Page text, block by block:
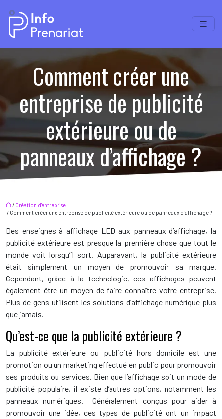
Comment créer une
entreprise de publicité
extérieure ou de
panneaux d’affichage ?
/ Création d'entreprise
/ Comment créer une entreprise de publicité extérieure ou de panneaux d’affichage ?
Des enseignes à affichage LED aux panneaux d’affichage, la
publicité extérieure est presque la première chose que tout le
monde voit lorsqu’il sort. Auparavant, la publicité extérieure
était simplement un moyen de promouvoir sa marque.
Cependant, grâce à la technologie, ces affichages peuvent
également être un moyen de faire connaître votre entreprise.
Plus de gens utilisent les solutions d’affichage numérique plus
que jamais.
Qu’est-ce que la publicité extérieure ?
La publicité extérieure ou publicité hors domicile est une
promotion ou un marketing effectué en public pour promouvoir
ses produits ou services. Bien que l’affichage soit un mode de
publicité populaire, il existe d’autres options, notamment les
panneaux numériques. Généralement conçus pour aider à
promouvoir une idée, ces types de publicité ont un impact